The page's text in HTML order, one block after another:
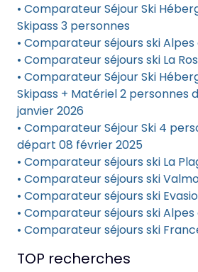
• Comparateur Séjour Ski
Skipass 3 personnes
• Comparateur séjours ski Alpes
• Comparateur séjours ski La
• Comparateur Séjour Ski
Skipass + Matériel 2 personnes
janvier 2026
• Comparateur Séjour Ski 4
départ 08 février 2025
• Comparateur séjours ski La
• Comparateur séjours ski
• Comparateur séjours ski
• Comparateur séjours ski Alpes
• Comparateur séjours ski
TOP recherches